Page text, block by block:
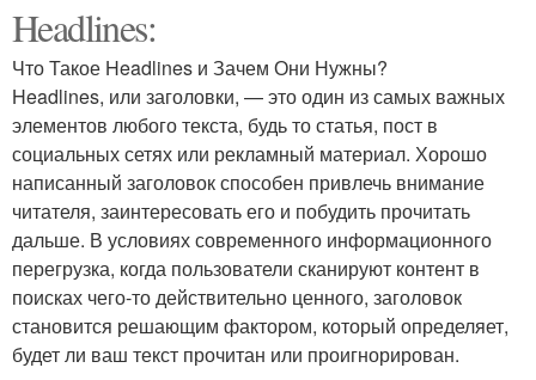
Headlines:
Что Такое Headlines и Зачем Они Нужны?
Headlines, или заголовки, — это один из самых важных
элементов любого текста, будь то статья, пост в
социальных сетях или рекламный материал. Хорошо
написанный заголовок способен привлечь внимание
читателя, заинтересовать его и побудить прочитать
дальше. В условиях современного информационного
перегрузка, когда пользователи сканируют контент в
поисках чего-то действительно ценного, заголовок
становится решающим фактором, который определяет,
будет ли ваш текст прочитан или проигнорирован.